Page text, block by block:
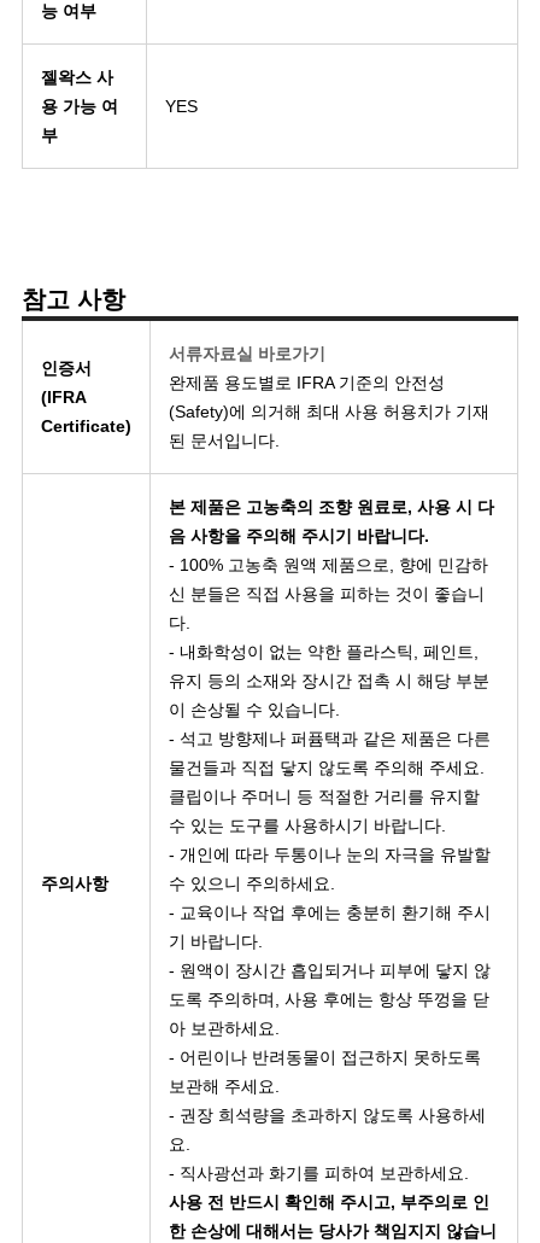
능 여부
젤왁스 사
용 가능 여
부
YES
참고 사항
인증서
(IFRA
Certificate)
서류자료실 바로가기
완제품 용도별로 IFRA 기준의 안전성
(Safety)에 의거해 최대 사용 허용치가 기재
된 문서입니다.
주의사항
본 제품은 고농축의 조향 원료로, 사용 시 다
음 사항을 주의해 주시기 바랍니다.
- 100% 고농축 원액 제품으로, 향에 민감하
신 분들은 직접 사용을 피하는 것이 좋습니
다.
- 내화학성이 없는 약한 플라스틱, 페인트,
유지 등의 소재와 장시간 접촉 시 해당 부분
이 손상될 수 있습니다.
- 석고 방향제나 퍼퓸택과 같은 제품은 다른
물건들과 직접 닿지 않도록 주의해 주세요.
클립이나 주머니 등 적절한 거리를 유지할
수 있는 도구를 사용하시기 바랍니다.
- 개인에 따라 두통이나 눈의 자극을 유발할
수 있으니 주의하세요.
- 교육이나 작업 후에는 충분히 환기해 주시
기 바랍니다.
- 원액이 장시간 흡입되거나 피부에 닿지 않
도록 주의하며, 사용 후에는 항상 뚜껑을 닫
아 보관하세요.
- 어린이나 반려동물이 접근하지 못하도록
보관해 주세요.
- 권장 희석량을 초과하지 않도록 사용하세
요.
- 직사광선과 화기를 피하여 보관하세요.
사용 전 반드시 확인해 주시고, 부주의로 인
한 손상에 대해서는 당사가 책임지지 않습니